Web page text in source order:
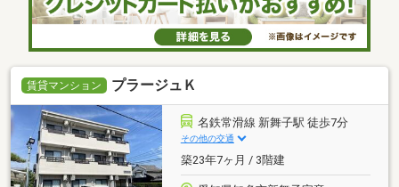
賃貸マンション プラージュＫ
名鉄常滑線 新舞子駅 徒歩7分
その他の交通
築23年7ヶ月 / 3階建